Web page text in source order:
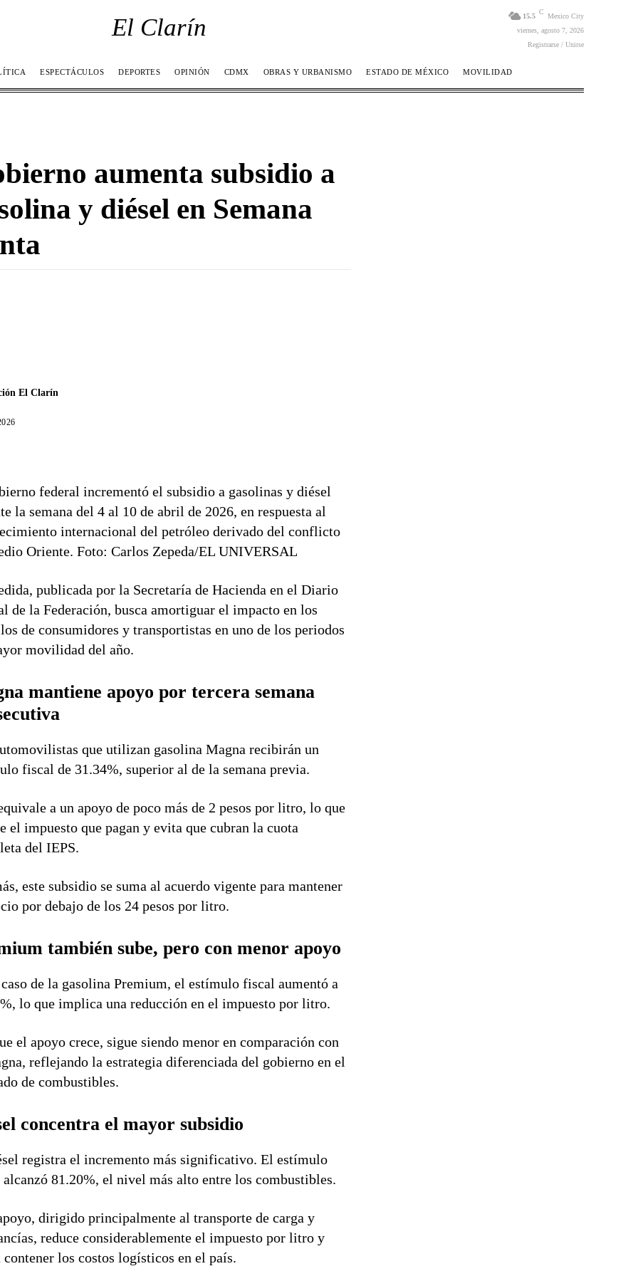
El Clarín 15.5
C
Mexico City
viernes, agosto 7, 2026
Registrarse / Unirse
ESPECTÁCULOS DEPORTES OPINIÓN CDMX OBRAS Y URBANISMO ESTADO DE MÉXICO MOVILIDAD
aumenta subsidio a
y diésel en Semana
El Clarín
federal incrementó el subsidio a gasolinas y diésel
la semana del 4 al 10 de abril de 2026, en respuesta al
internacional del petróleo derivado del conflicto
Oriente. Foto: Carlos Zepeda/EL UNIVERSAL
publicada por la Secretaría de Hacienda en el Diario
de la Federación, busca amortiguar el impacto en los
de consumidores y transportistas en uno de los periodos
movilidad del año.
mantiene apoyo por tercera semana
que utilizan gasolina Magna recibirán un
fiscal de 31.34%, superior al de la semana previa.
a un apoyo de poco más de 2 pesos por litro, lo que
el impuesto que pagan y evita que cubran la cuota
del IEPS.
este subsidio se suma al acuerdo vigente para mantener
por debajo de los 24 pesos por litro.
también sube, pero con menor apoyo
de la gasolina Premium, el estímulo fiscal aumentó a
lo que implica una reducción en el impuesto por litro.
el apoyo crece, sigue siendo menor en comparación con
reflejando la estrategia diferenciada del gobierno en el
de combustibles.
concentra el mayor subsidio
registra el incremento más significativo. El estímulo
81.20%, el nivel más alto entre los combustibles.
dirigido principalmente al transporte de carga y
reduce considerablemente el impuesto por litro y
contener los costos logísticos en el país.